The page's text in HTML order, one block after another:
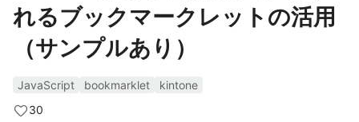
れるブックマークレットの活用
（サンプルあり）
JavaScript bookmarklet
kintone
30